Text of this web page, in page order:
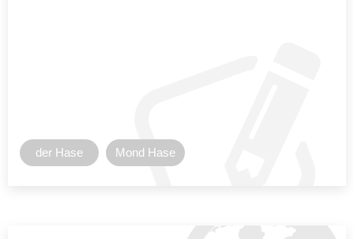
der Hase Mond Hase